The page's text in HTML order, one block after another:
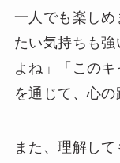
一人でも楽し
たい気持ちも
よね」「この
を通じて、心の
また、理解し